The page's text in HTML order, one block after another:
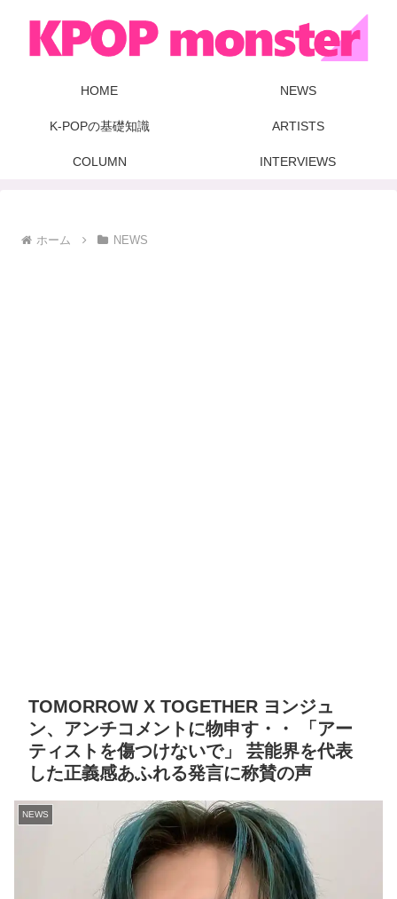
HOME NEWS
K-POPの基礎知識 ARTISTS
COLUMN INTERVIEWS
ホーム NEWS
TOMORROW X TOGETHER ヨンジュ
ン、アンチコメントに物申す・・ 「アー
ティストを傷つけないで」 芸能界を代表
した正義感あふれる発言に称賛の声
NEWS